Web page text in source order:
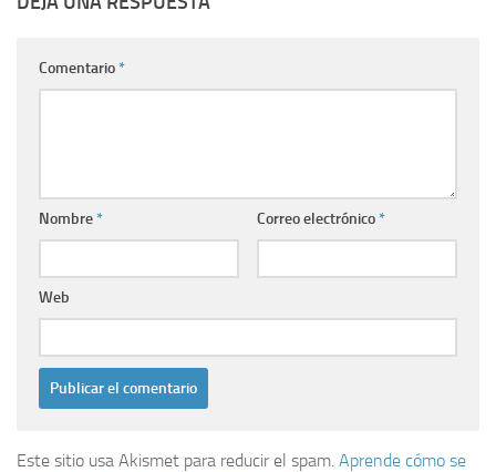
Comentario*
Nombre* Correo electrónico*
Web
Este sitio usa Akismet para reducir el spam. Aprende cómo se